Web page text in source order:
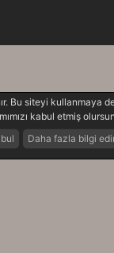
Yeni Giriş Yap
Bu siteyi kullanmaya
kabul etmiş
Daha fazla bilgi